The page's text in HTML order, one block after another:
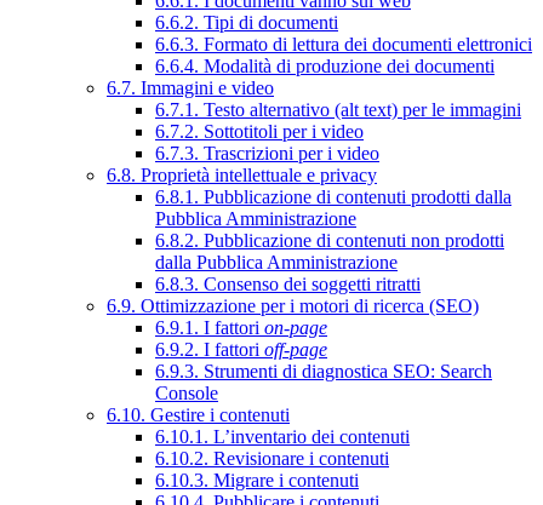
6.6.2. Tipi di documenti
6.6.3. Formato di lettura dei documenti elettronici
6.6.4. Modalità di produzione dei documenti
6.7. Immagini e video
6.7.1. Testo alternativo (alt text) per le immagini
6.7.2. Sottotitoli per i video
6.7.3. Trascrizioni per i video
6.8. Proprietà intellettuale e privacy
6.8.1. Pubblicazione di contenuti prodotti dalla
Pubblica Amministrazione
6.8.2. Pubblicazione di contenuti non prodotti
dalla Pubblica Amministrazione
6.8.3. Consenso dei soggetti ritratti
6.9. Ottimizzazione per i motori di ricerca (SEO)
6.9.1. I fattori on-page
6.9.2. I fattori off-page
6.9.3. Strumenti di diagnostica SEO: Search
Console
6.10. Gestire i contenuti
6.10.1. L’inventario dei contenuti
6.10.2. Revisionare i contenuti
6.10.3. Migrare i contenuti